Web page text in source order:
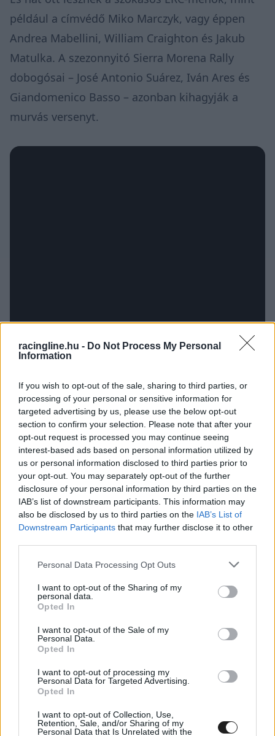
racingline.hu - Do Not Process My Personal
Information
If you wish to opt-out of the sale, sharing to third parties, or
processing of your personal or sensitive information for
targeted advertising by us, please use the below opt-out
section to confirm your selection. Please note that after your
opt-out request is processed you may continue seeing
interest-based ads based on personal information utilized by
us or personal information disclosed to third parties prior to
your opt-out. You may separately opt-out of the further
disclosure of your personal information by third parties on the
IAB’s list of downstream participants. This information may
also be disclosed by us to third parties on the IAB’s List of
Downstream Participants that may further disclose it to other
Please note that this website/app uses one or more Google
not limited to your visit or usage behaviour. You may click to
grant or deny consent to Google and its third-party tags to
use your data for below specified purposes in below Google
consent section.
Personal Data Processing Opt Outs
I want to opt-out of the Sharing of my
personal data.
Opted In
I want to opt-out of the Sale of my
Personal Data.
Opted In
I want to opt-out of processing my
Personal Data for Targeted Advertising.
Opted In
I want to opt-out of Collection, Use,
Retention, Sale, and/or Sharing of my
Personal Data that Is Unrelated with the
például a címvédő Miko Marczyk, vagy éppen
Andrea Mabellini, William Craighton és Jakub
Matulka. A szezonnyitó Sierra Morena Rally
dobogósai – José Antonio Suárez, Iván Ares és
Giandomenico Basso – azonban kihagyják a
murvás versenyt.
Ebben a mezőnyben igyekszik helyt állni az
abszolút magyar bajnok Német Gábor, Németh
Gergely kettős, amely a szezonnyitó után a
második ERC-futamon is rajthoz áll. Bátor
döntést hoztak ezzel, hiszen murván eleve a
tavaly májusi Rally Hungaryn versenyeztek
utoljára, ilyen típusú pályán pedig a keddi
célja a fejlődés és a tanulás, és amellett, hogy
élvezni szeretnék a versenyzést, azért
folyamatosan gyorsulnának is – a célba érés
pedig a minimális elvárás magukkal szemben. A
magyar kettős
már a szezonnyitó Sierra Morena Rallyn is. Az
első éles szakaszon elszenvedett defektjük miatt
nem volt esélyük a jó végeredményre, de
autóztak abszolút hatodik időt is az ERC-ben.